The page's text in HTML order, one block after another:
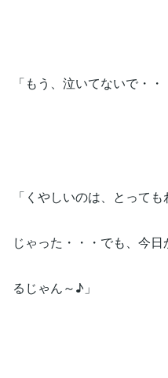
「もう、泣いてないで・・
「くやしいのは、とって
じゃった・・・でも、今日
るじゃん～♪」